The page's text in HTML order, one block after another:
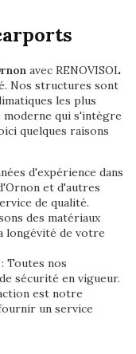
avec RENOVISOL
Nos structures sont
les plus
qui s'intègre
quelques raisons
d'expérience dans
et d'autres
de qualité.
des matériaux
longévité de votre
: Toutes nos
sécurité en vigueur.
est notre
un service